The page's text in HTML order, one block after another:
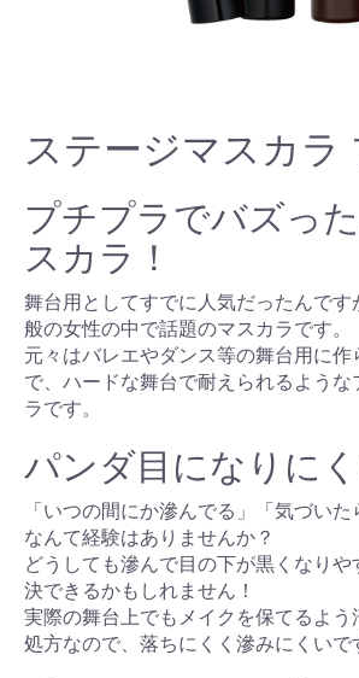
ステージマスカラ
プチプラでバズっ
スカラ！
舞台用としてすでに人気だったんです
般の女性の中で話題のマスカラです。
元々はバレエやダンス等の舞台用に作
で、ハードな舞台で耐えられるような
ラです。
パンダ目になりにく
「いつの間にか滲んでる」「気づいた
なんて経験はありませんか？
どうしても滲んで目の下が黒くなり
決できるかもしれません！
実際の舞台上でもメイクを保てるよう
処方なので、落ちにくく滲みにくいで